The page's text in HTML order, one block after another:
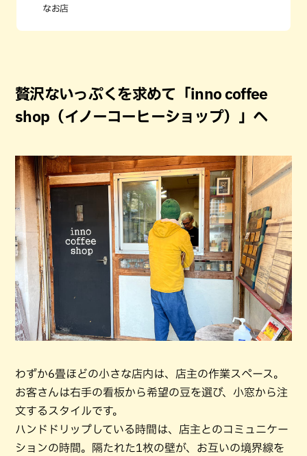
なお店
贅沢ないっぷくを求めて「inno coffee
shop（イノーコーヒーショップ）」へ
わずか6畳ほどの小さな店内は、店主の作業スペース。
お客さんは右手の看板から希望の豆を選び、小窓から注
文するスタイルです。
ハンドドリップしている時間は、店主とのコミュニケー
ションの時間。隔たれた1枚の壁が、お互いの境界線を